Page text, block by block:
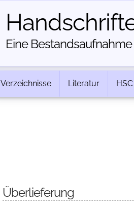
Eine
Verzeichnisse Literatur HSC
Überlieferung